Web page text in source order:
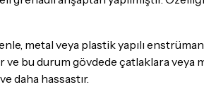
ile adresinize teslim edilecektir.
tıklayınızmetal veya plastik yapılı
ve bu durum gövdede çatlaklara veya
daha hassastır.